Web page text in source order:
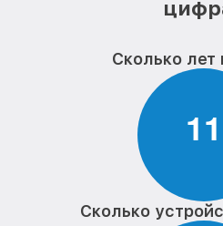
Сколько лет
11
Сколько